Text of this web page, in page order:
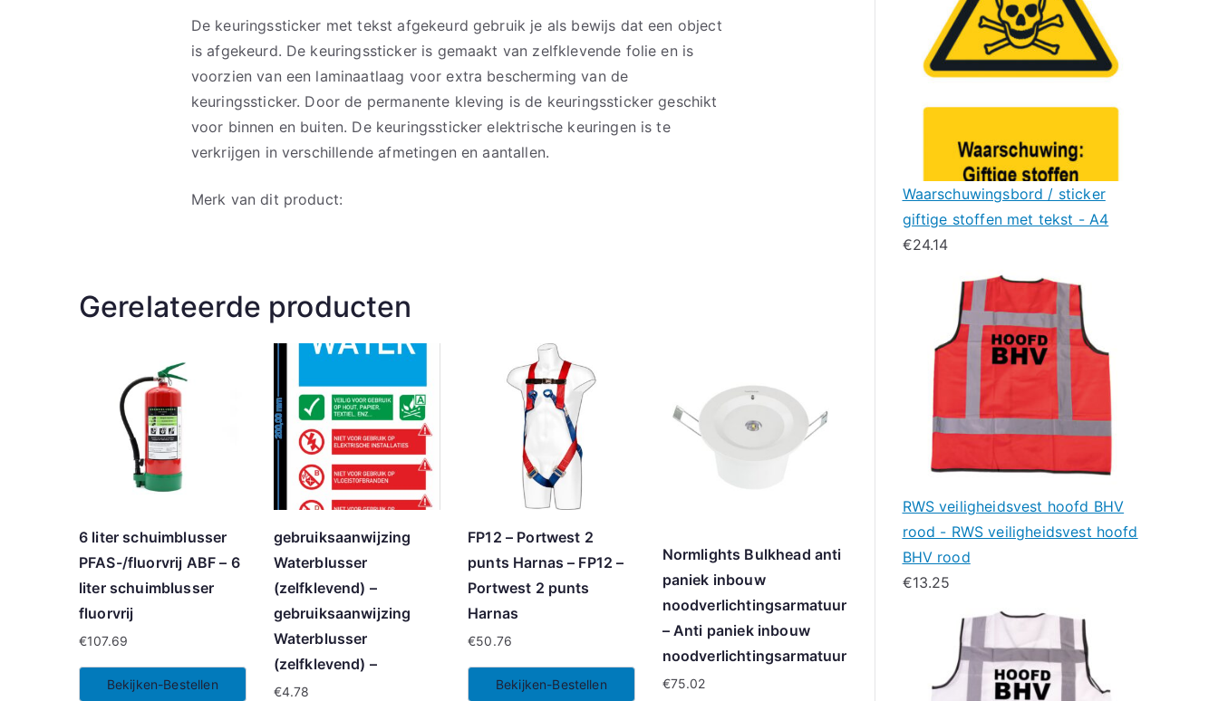
De keuringssticker met tekst afgekeurd gebruik je als bewijs dat een object
is afgekeurd. De keuringssticker is gemaakt van zelfklevende folie en is
voorzien van een laminaatlaag voor extra bescherming van de
keuringssticker. Door de permanente kleving is de keuringssticker geschikt
voor binnen en buiten. De keuringssticker elektrische keuringen is te
verkrijgen in verschillende afmetingen en aantallen.
Merk van dit product:
Gerelateerde producten
6 liter schuimblusser
PFAS-/fluorvrij ABF – 6
liter schuimblusser
fluorvrij
€107.69
Bekijken-Bestellen
gebruiksaanwijzing
Waterblusser
(zelfklevend) –
gebruiksaanwijzing
Waterblusser
(zelfklevend) –
€4.78
FP12 – Portwest 2
punts Harnas – FP12 –
Portwest 2 punts
Harnas
€50.76
Bekijken-Bestellen
Normlights Bulkhead anti
paniek inbouw
noodverlichtingsarmatuur
– Anti paniek inbouw
noodverlichtingsarmatuur
€75.02
Waarschuwingsbord / sticker
giftige stoffen met tekst - A4
€24.14
RWS veiligheidsvest hoofd BHV
rood - RWS veiligheidsvest hoofd
BHV rood
€13.25